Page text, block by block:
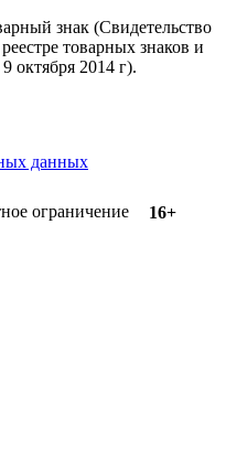
знак (Свидетельство
товарных знаков и
октября 2014 г).
данных
ограничение 16+